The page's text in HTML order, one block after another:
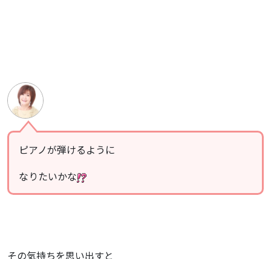
ピアノが弾けるように
なりたいかな
その気持ちを思い出すと